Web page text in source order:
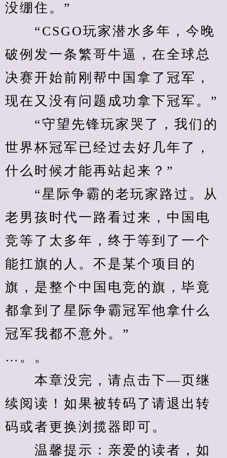
没绷住。”
“CSGO玩家潜水多年，今晚
破例发一条繁哥牛逼，在全球总
决赛开始前刚帮中国拿了冠军，
现在又没有问题成功拿下冠军。”
“守望先锋玩家哭了，我们的
世界杯冠军已经过去好几年了，
什么时候才能再站起来？”
“星际争霸的老玩家路过。从
老男孩时代一路看过来，中国电
竞等了太多年，终于等到了一个
能扛旗的人。不是某个项目的
旗，是整个中国电竞的旗，毕竟
都拿到了星际争霸冠军他拿什么
冠军我都不意外。”
…。。
本章没完，请点击下—页继
续阅读！如果被转码了请退出转
码或者更换浏揽器即可。
温馨提示：亲爱的读者，如